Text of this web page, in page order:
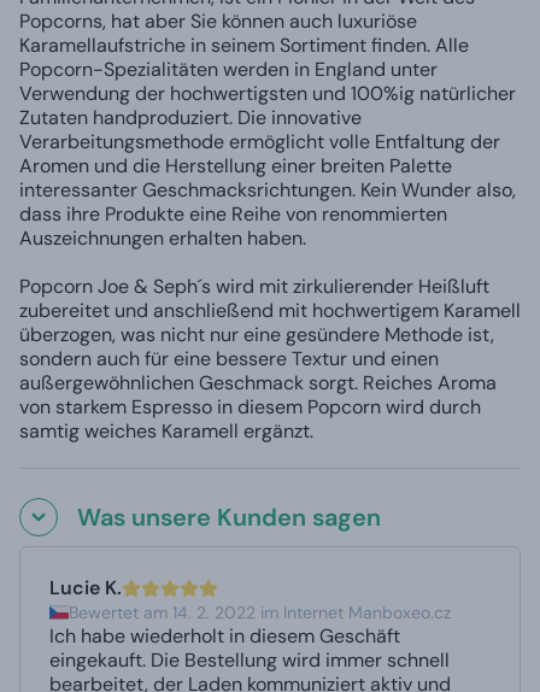
Popcorns, hat aber Sie können auch luxuriöse
Karamellaufstriche in seinem Sortiment finden. Alle
Popcorn-Spezialitäten werden in England unter
Verwendung der hochwertigsten und 100%ig natürlicher
Zutaten handproduziert. Die innovative
Verarbeitungsmethode ermöglicht volle Entfaltung der
Aromen und die Herstellung einer breiten Palette
interessanter Geschmacksrichtungen. Kein Wunder also,
dass ihre Produkte eine Reihe von renommierten
Auszeichnungen erhalten haben.
Popcorn Joe & Seph´s wird mit zirkulierender Heißluft
zubereitet und anschließend mit hochwertigem Karamell
überzogen, was nicht nur eine gesündere Methode ist,
sondern auch für eine bessere Textur und einen
außergewöhnlichen Geschmack sorgt. Reiches Aroma
von starkem Espresso in diesem Popcorn wird durch
samtig weiches Karamell ergänzt.
Was unsere Kunden sagen
Lucie K.
Bewertet am 14. 2. 2022 im Internet Manboxeo.cz
Ich habe wiederholt in diesem Geschäft
eingekauft. Die Bestellung wird immer schnell
bearbeitet, der Laden kommuniziert aktiv und